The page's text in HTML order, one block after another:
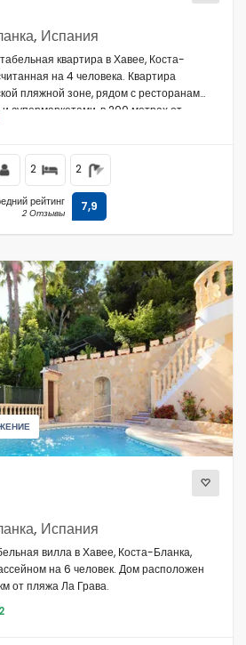
Испания
квартира в Хавее, Коста-
на 4 человека. Квартира
пляжной зоне, рядом с ресторанами
супермаркетами, в 200 метрах от
2 2
рейтинг
2 Отзывы 7,9
Next
Испания
вилла в Хавее, Коста-Бланка,
на 6 человек. Дом расположен
от пляжа Ла Грава.